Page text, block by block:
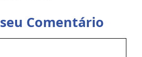
Comentário